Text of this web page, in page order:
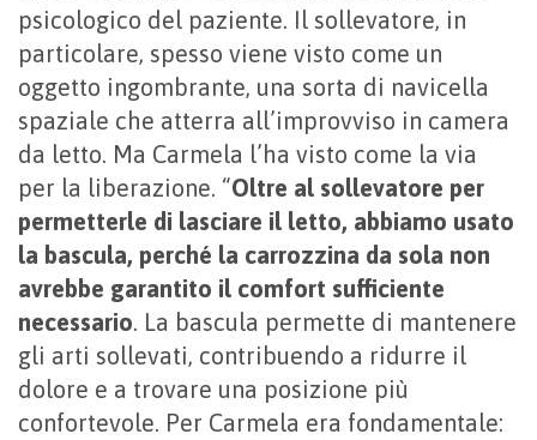
psicologico del paziente. Il sollevatore, in
particolare, spesso viene visto come un
oggetto ingombrante, una sorta di navicella
spaziale che atterra all’improvviso in camera
da letto. Ma Carmela l’ha visto come la via
per la liberazione. “Oltre al sollevatore per
permetterle di lasciare il letto, abbiamo usato
la bascula, perché la carrozzina da sola non
avrebbe garantito il comfort sufficiente
necessario . La bascula permette di mantenere
gli arti sollevati, contribuendo a ridurre il
dolore e a trovare una posizione più
confortevole. Per Carmela era fondamentale: